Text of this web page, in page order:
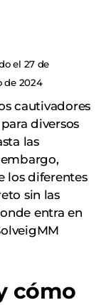
el 27 de
de 2024
cautivadores
diversos
las
los diferentes
sin las
entra en
cómo